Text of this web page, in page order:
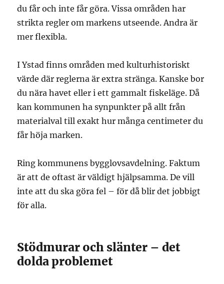
du får och inte får göra. Vissa områden har
strikta regler om markens utseende. Andra är
mer flexibla.
I Ystad finns områden med kulturhistoriskt
värde där reglerna är extra stränga. Kanske bor
du nära havet eller i ett gammalt fiskeläge. Då
kan kommunen ha synpunkter på allt från
materialval till exakt hur många centimeter du
får höja marken.
Ring kommunens bygglovsavdelning. Faktum
är att de oftast är väldigt hjälpsamma. De vill
inte att du ska göra fel – för då blir det jobbigt
för alla.
Stödmurar och slänter – det
dolda problemet